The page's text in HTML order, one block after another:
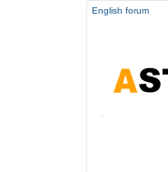
English forum